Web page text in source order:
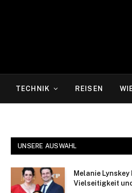
TECHNIK REISEN
UNSERE AUSWAHL
Melanie Lynskey
Vielseitigkeit